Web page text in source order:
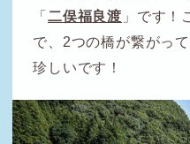
「二俣福良渡 」です！
で、2つの橋が繋がっ
珍しいです！